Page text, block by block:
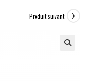
Produit suivant